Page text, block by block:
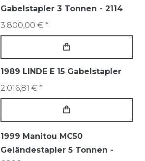
Gabelstapler 3 Tonnen - 2114
3.800,00 € *
1989 LINDE E 15 Gabelstapler
2.016,81 € *
1999 Manitou MC50
Geländestapler 5 Tonnen -